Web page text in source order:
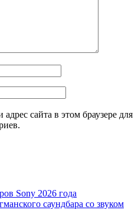
сайта в этом браузере для
Sony 2026 года
саундбара со звуком